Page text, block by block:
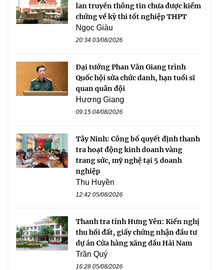
lan truyền thông tin chưa được kiểm
chứng về kỳ thi tốt nghiệp THPT
Ngọc Giàu
20:34 03/08/2026
Đại tướng Phan Văn Giang trình
Quốc hội sửa chức danh, hạn tuổi sĩ
quan quân đội
Hương Giang
09:15 04/08/2026
Tây Ninh: Công bố quyết định thanh
tra hoạt động kinh doanh vàng
trang sức, mỹ nghệ tại 5 doanh
nghiệp
Thu Huyền
12:42 05/08/2026
Thanh tra tỉnh Hưng Yên: Kiến nghị
thu hồi đất, giấy chứng nhận đầu tư
dự án Cửa hàng xăng dầu Hải Nam
Trần Quý
16:28 05/08/2026